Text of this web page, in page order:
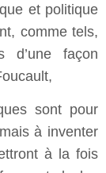
et politique
comme tels,
d’une façon
sont pour
à inventer
à la fois